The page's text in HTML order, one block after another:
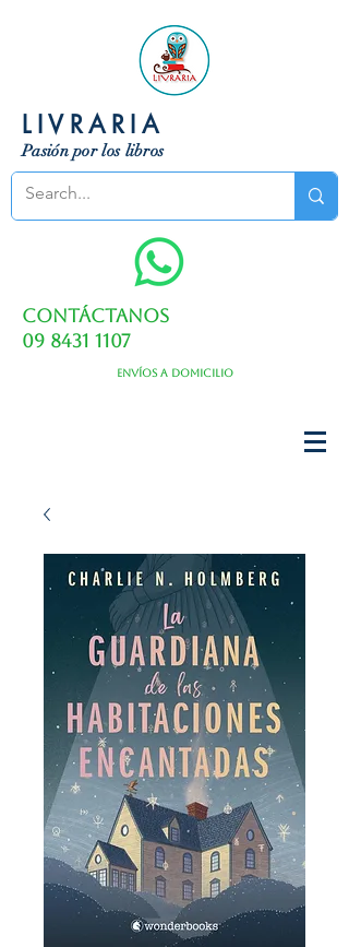
LIVRARIA
Pasión por los libros
Contáctanos
09 8431 1107
Envíos a domicilio